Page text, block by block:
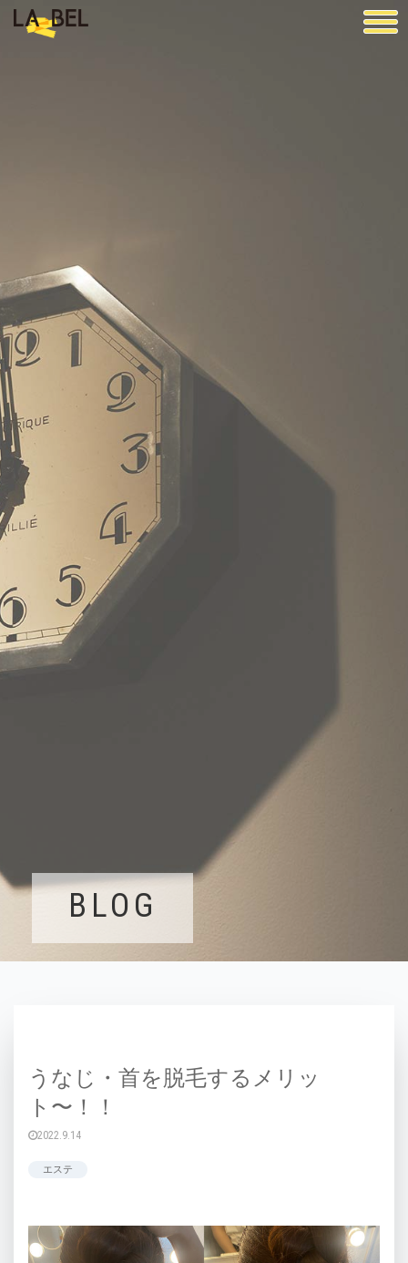
BLOG
うなじ・首を脱毛するメリッ
ト〜！！
2022.9.14
エステ